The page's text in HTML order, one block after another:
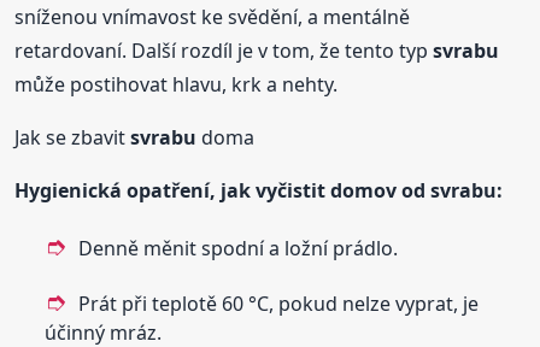
sníženou vnímavost ke svědění, a mentálně
retardovaní. Další rozdíl je v tom, že tento typsvrabu
může postihovat hlavu, krk a nehty.
Jak se zbavitsvrabu doma
Hygienická opatření, jak vyčistit domov odsvrabu:
Denně měnit spodní a ložní prádlo.
Prát při teplotě 60 °C, pokud nelze vyprat, je
účinný mráz.